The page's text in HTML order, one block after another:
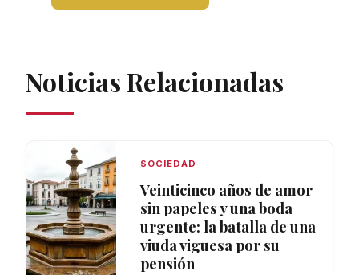
Noticias Relacionadas
SOCIEDAD
Veinticinco años de amor
sin papeles y una boda
urgente: la batalla de una
viuda viguesa por su
pensión